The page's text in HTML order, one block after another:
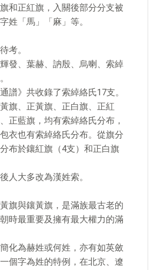
和正紅旗，入關後部分分支被
姓「馬」「麻」等。
考。
發、葉赫、訥殷、烏喇、索綽
譜》共收錄了索綽絡氏17支。
旗、正黃旗、正白旗、正紅
正藍旗，均有索綽絡氏分布，
衣也有索綽絡氏分布。從旗分
布於鑲紅旗（4支）和正白旗
人大多改為漢姓索。
旗與鑲黃旗，是滿族最古老的
時最重要及擁有最大權力的滿
化為赫姓或何姓，亦有如英斂
個字為姓的特例，在北京、遼